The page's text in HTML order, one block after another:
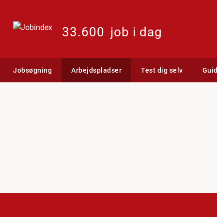
33.600 job i dag
Jobsøgning Arbejdspladser Test dig selv